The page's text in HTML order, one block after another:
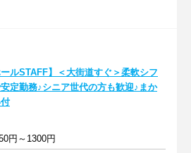
ールSTAFF】＜大街道すぐ＞柔軟シフ
安定勤務♪シニア世代の方も歓迎♪まか
円～1300円